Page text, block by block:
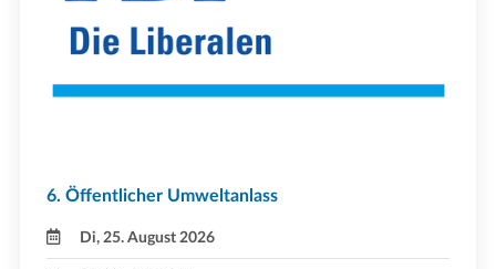
6. Öffentlicher Umweltanlass
Di, 25. August 2026